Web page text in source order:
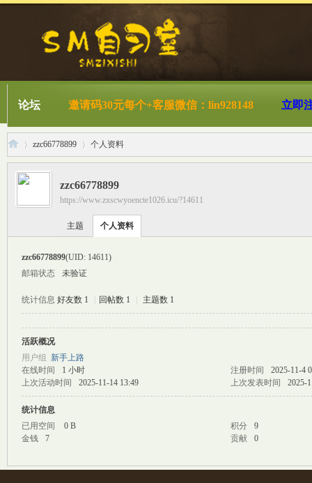
论坛 邀请码30元每个+客服微信：lin928148 立即
›
zzc66778899
›
个人资料
zzc66778899
https://www.zxscwyoencte1026.icu/?14611
主题 个人资料
zzc66778899(UID: 14611)
邮箱状态
未验证
统计信息 好友数 1 回帖数 1 主题数 1
活跃概况
用户组 新手上路
在线时间
1 小时 注册时间
2025-11-4
上次活动时间
2025-11-14 13:49 上次发表时间 2025-
统计信息
已用空间
0 B 积分
9
金钱
7 贡献 0